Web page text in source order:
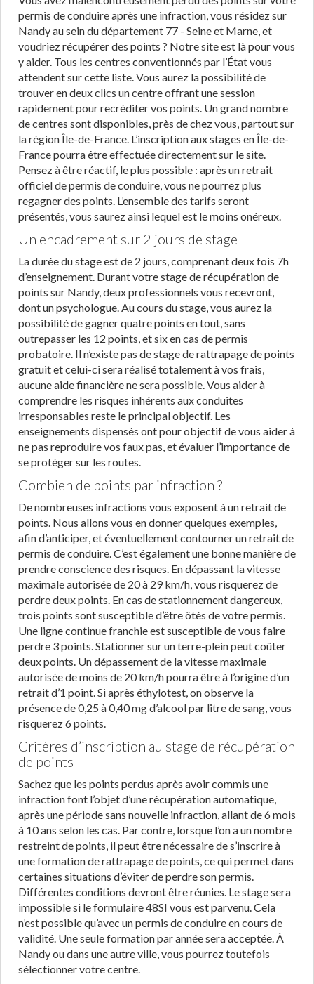
permis de conduire après une infraction, vous résidez sur
Nandy au sein du département 77 - Seine et Marne, et
voudriez récupérer des points ? Notre site est là pour vous
y aider. Tous les centres conventionnés par l’État vous
attendent sur cette liste. Vous aurez la possibilité de
trouver en deux clics un centre offrant une session
rapidement pour recréditer vos points. Un grand nombre
de centres sont disponibles, près de chez vous, partout sur
la région Île-de-France. L’inscription aux stages en Île-de-
France pourra être effectuée directement sur le site.
Pensez à être réactif, le plus possible : après un retrait
officiel de permis de conduire, vous ne pourrez plus
regagner des points. L’ensemble des tarifs seront
présentés, vous saurez ainsi lequel est le moins onéreux.
Un encadrement sur 2 jours de stage
La durée du stage est de 2 jours, comprenant deux fois 7h
d’enseignement. Durant votre stage de récupération de
points sur Nandy, deux professionnels vous recevront,
dont un psychologue. Au cours du stage, vous aurez la
possibilité de gagner quatre points en tout, sans
outrepasser les 12 points, et six en cas de permis
probatoire. Il n’existe pas de stage de rattrapage de points
gratuit et celui-ci sera réalisé totalement à vos frais,
aucune aide financière ne sera possible. Vous aider à
comprendre les risques inhérents aux conduites
irresponsables reste le principal objectif. Les
enseignements dispensés ont pour objectif de vous aider à
ne pas reproduire vos faux pas, et évaluer l’importance de
se protéger sur les routes.
Combien de points par infraction ?
De nombreuses infractions vous exposent à un retrait de
points. Nous allons vous en donner quelques exemples,
afin d’anticiper, et éventuellement contourner un retrait de
permis de conduire. C’est également une bonne manière de
prendre conscience des risques. En dépassant la vitesse
maximale autorisée de 20 à 29 km/h, vous risquerez de
perdre deux points. En cas de stationnement dangereux,
trois points sont susceptible d’être ôtés de votre permis.
Une ligne continue franchie est susceptible de vous faire
perdre 3 points. Stationner sur un terre-plein peut coûter
deux points. Un dépassement de la vitesse maximale
autorisée de moins de 20 km/h pourra être à l’origine d’un
retrait d’1 point. Si après éthylotest, on observe la
présence de 0,25 à 0,40 mg d’alcool par litre de sang, vous
risquerez 6 points.
Critères d’inscription au stage de récupération
de points
Sachez que les points perdus après avoir commis une
infraction font l’objet d’une récupération automatique,
après une période sans nouvelle infraction, allant de 6 mois
à 10 ans selon les cas. Par contre, lorsque l’on a un nombre
restreint de points, il peut être nécessaire de s’inscrire à
une formation de rattrapage de points, ce qui permet dans
certaines situations d’éviter de perdre son permis.
Différentes conditions devront être réunies. Le stage sera
impossible si le formulaire 48SI vous est parvenu. Cela
n’est possible qu’avec un permis de conduire en cours de
validité. Une seule formation par année sera acceptée. À
Nandy ou dans une autre ville, vous pourrez toutefois
sélectionner votre centre.